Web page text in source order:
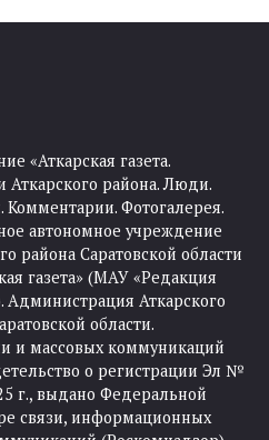
«Аткарская газета.
Аткарского района. Люди.
Фотогалерея.
автономное учреждение
района Саратовской области
газета» (МАУ «Редакция
Администрация Аткарского
области.
и массовых коммуникаций
о регистрации Эл №
г., выдано Федеральной
связи, информационных